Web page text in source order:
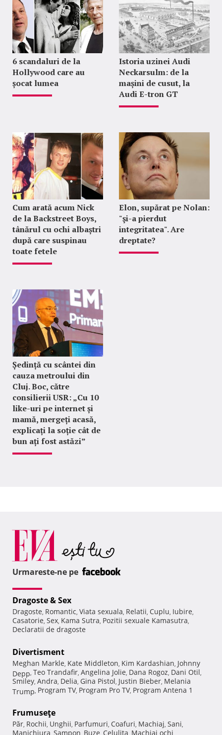
6 scandaluri de la
Hollywood care au
șocat lumea
Istoria uzinei Audi
Neckarsulm: de la
mașini de cusut, la
Audi E-tron GT
Cum arată acum Nick
de la Backstreet Boys,
tânărul cu ochi albaștri
după care suspinau
toate fetele
Elon, supărat pe Nolan:
"şi-a pierdut
integritatea". Are
dreptate?
Ședință cu scântei din
cauza metroului din
Cluj. Boc, către
consilierii USR: „Cu 10
like-uri pe internet și
mamă, mergeți acasă,
explicați la soție cât de
bun ați fost astăzi”
Urmareste-ne pe
Dragoste & Sex
Dragoste, Romantic, Viata sexuala, Relatii, Cuplu, Iubire,
Casatorie, Sex, Kama Sutra, Pozitii sexuale Kamasutra,
Declaratii de dragoste
Divertisment
Meghan Markle, Kate Middleton, Kim Kardashian, Johnny
Depp, Teo Trandafir, Angelina Jolie, Dana Rogoz, Dani Otil,
Smiley, Andra, Delia, Gina Pistol, Justin Bieber, Melania
Trump, Program TV, Program Pro TV, Program Antena 1
Frumuseţe
Păr, Rochii, Unghii, Parfumuri, Coafuri, Machiaj, Sani,
Manichiura Sampon Buze Celulita Machiaj ochi